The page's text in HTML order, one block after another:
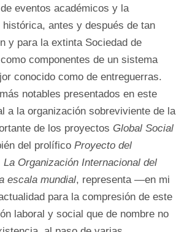
eventos académicos y la
antes y después de tan
y para la extinta Sociedad de
componentes de un sistema
conocido como de entreguerras.
notables presentados en este
a la organización sobreviviente de la
de los proyectos Global Social
del prolífico Proyecto del
La Organización Internacional del
escala mundial, representa —en mi
para la compresión de este
laboral y social que de nombre no